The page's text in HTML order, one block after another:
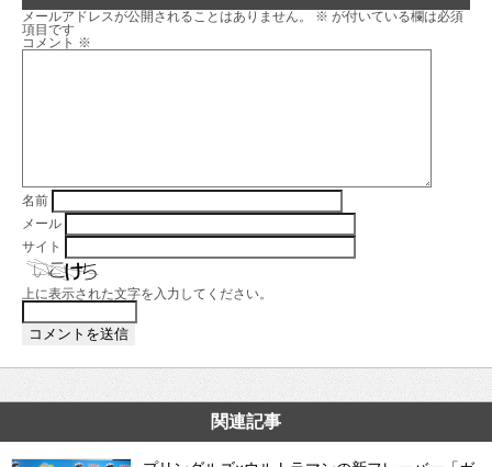
メールアドレスが公開されることはありません。 ※ が付いている欄は必須
項目です
コメント ※
名前
メール
サイト
上に表示された文字を入力してください。
関連記事